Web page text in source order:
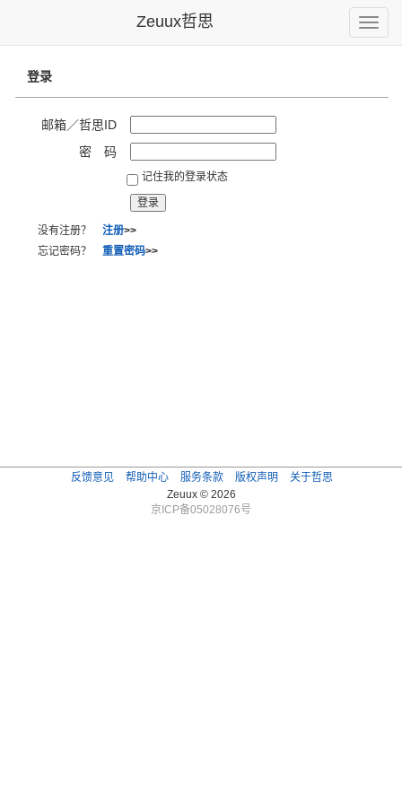
Toggle
Zeuux哲思
登录
邮箱／哲思ID
密 码
记住我的登录状态
没有注册？ 注册>>
忘记密码？ 重置密码>>
反馈意见 帮助中心 服务条款 版权声明
关于哲思
Zeuux © 2026
京ICP备05028076号